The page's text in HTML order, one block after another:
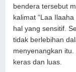
bendera tersebut
kalimat “Laa
hal yang sensitif.
tidak berlebihan
menyenangkan
keras dan luas.